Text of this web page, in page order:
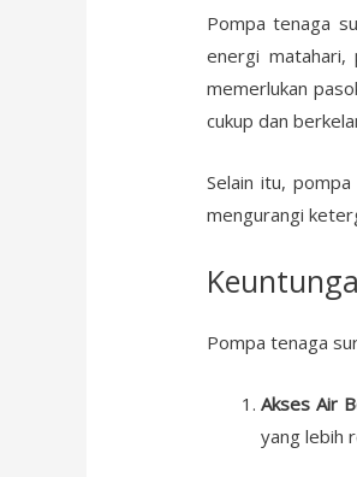
Pompa tenaga
energi matahari,
memerlukan
cukup dan
Selain itu,
mengurangi
Pompa tenaga
Akses Air
yang lebih